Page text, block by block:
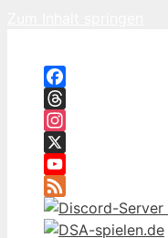
Facebook
Threads
Instagram
X
YouTube
Feed